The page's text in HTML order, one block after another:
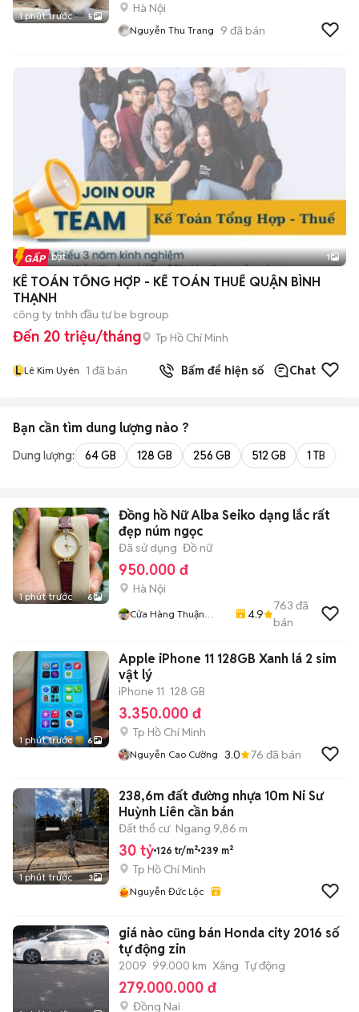
1 phút trước 5
Hà Nội
Nguyễn Thu Trang 9 đã bán
Tin nổi bật 1
KÊ TOÁN TỔNG HỢP - KẾ TOÁN THUẾ QUẬN BÌNH
THẠNH
công ty tnhh đầu tư be bgroup
Đến 20 triệu/tháng Tp Hồ Chí Minh
L Lê Kim Uyên 1 đã bán Bấm để hiện số Chat
Bạn cần tìm dung lượng nào ?
Dung lượng: 64 GB 128 GB 256 GB 512 GB 1 TB
1 phút trước 6
Đồng hồ Nữ Alba Seiko dạng lắc rất
đẹp núm ngọc
Đã sử dụng Đồ nữ
950.000 đ
Hà Nội
Cửa Hàng Thuận
4.9
763 đã
bán
1 phút trước 6
Apple iPhone 11 128GB Xanh lá 2 sim
vật lý
iPhone 11 128 GB
3.350.000 đ
Tp Hồ Chí Minh
Nguyễn Cao Cường 3.0 76 đã bán
1 phút trước 3
238,6m đất đường nhựa 10m Ni Sư
Huỳnh Liên cần bán
Đất thổ cư Ngang 9,86 m
30 tỷ 126 tr/m² 239 m²
Tp Hồ Chí Minh
Nguyễn Đức Lộc
giá nào cũng bán Honda city 2016 số
tự động zin
2009 99.000 km Xăng Tự động
279.000.000 đ
Đồng Nai